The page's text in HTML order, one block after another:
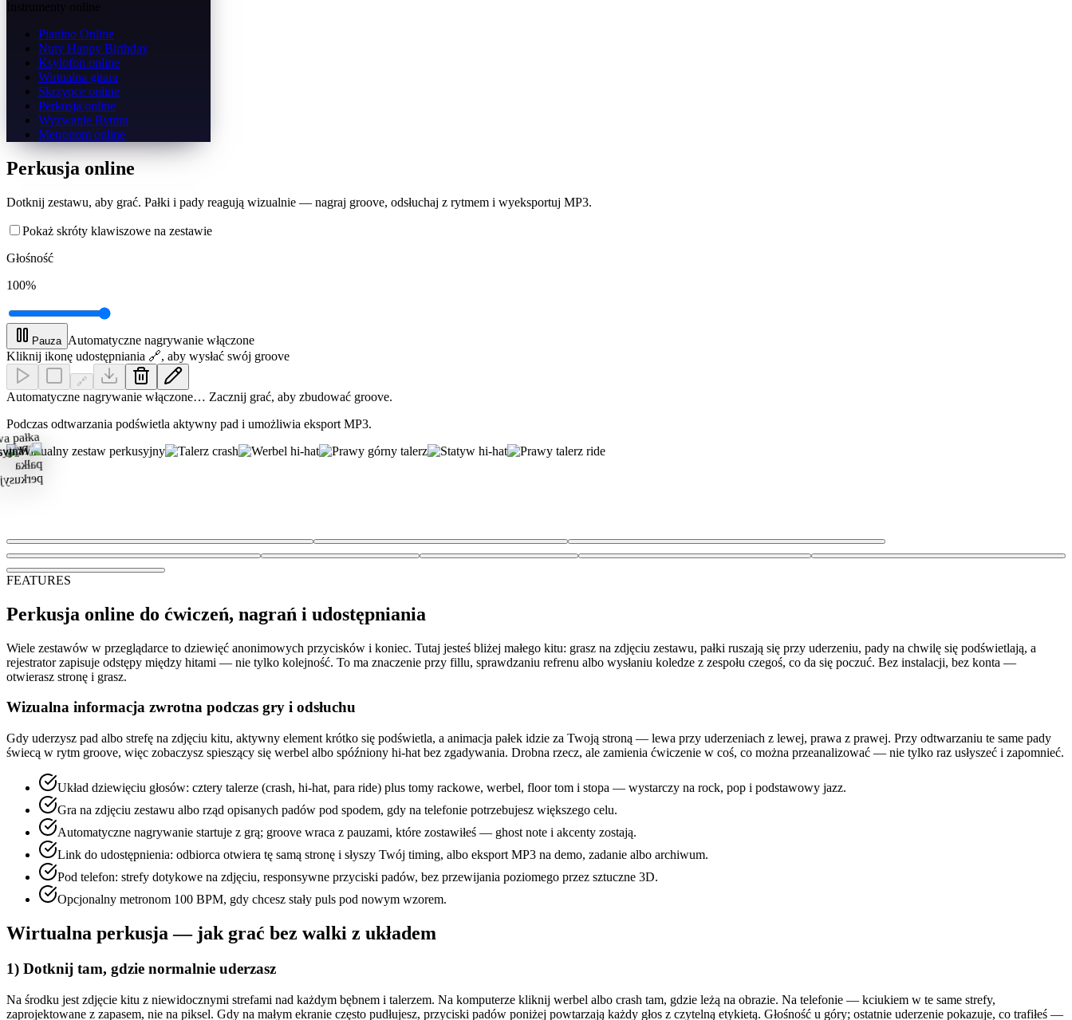
Instrumenty online
Pianino Online
Nuty Happy Birthday
Ksylofon online
Wirtualna gitara
Skrzypce online
Perkusja online
Wyzwanie Rytmu
Metronom online
Perkusja online
Dotknij zestawu, aby grać. Pałki i pady reagują wizualnie — nagraj groove, odsłuchaj z rytmem i wyeksportuj MP3.
Pokaż skróty klawiszowe na zestawie
Głośność
100%
Pauza Automatyczne nagrywanie włączone
Kliknij ikonę udostępniania 🔗, aby wysłać swój groove
🔗
Automatyczne nagrywanie włączone… Zacznij grać, aby zbudować groove.
Podczas odtwarzania podświetla aktywny pad i umożliwia eksport MP3.
FEATURES
Perkusja online do ćwiczeń, nagrań i udostępniania
Wiele zestawów w przeglądarce to dziewięć anonimowych przycisków i koniec. Tutaj jesteś bliżej małego kitu: grasz na zdjęciu zestawu, pałki ruszają się przy uderzeniu, pady na chwilę się podświetlają, a
rejestrator zapisuje odstępy między hitami — nie tylko kolejność. To ma znaczenie przy fillu, sprawdzaniu refrenu albo wysłaniu koledze z zespołu czegoś, co da się poczuć. Bez instalacji, bez konta —
otwierasz stronę i grasz.
Wizualna informacja zwrotna podczas gry i odsłuchu
Gdy uderzysz pad albo strefę na zdjęciu kitu, aktywny element krótko się podświetla, a animacja pałek idzie za Twoją stroną — lewa przy uderzeniach z lewej, prawa z prawej. Przy odtwarzaniu te same pady
świecą w rytm groove, więc zobaczysz spieszący się werbel albo spóźniony hi-hat bez zgadywania. Drobna rzecz, ale zamienia ćwiczenie w coś, co można przeanalizować — nie tylko raz usłyszeć i zapomnieć.
Układ dziewięciu głosów: cztery talerze (crash, hi-hat, para ride) plus tomy rackowe, werbel, floor tom i stopa — wystarczy na rock, pop i podstawowy jazz.
Gra na zdjęciu zestawu albo rząd opisanych padów pod spodem, gdy na telefonie potrzebujesz większego celu.
Automatyczne nagrywanie startuje z grą; groove wraca z pauzami, które zostawiłeś — ghost note i akcenty zostają.
Link do udostępnienia: odbiorca otwiera tę samą stronę i słyszy Twój timing, albo eksport MP3 na demo, zadanie albo archiwum.
Pod telefon: strefy dotykowe na zdjęciu, responsywne przyciski padów, bez przewijania poziomego przez sztuczne 3D.
Opcjonalny metronom 100 BPM, gdy chcesz stały puls pod nowym wzorem.
Wirtualna perkusja — jak grać bez walki z układem
1) Dotknij tam, gdzie normalnie uderzasz
Na środku jest zdjęcie kitu z niewidocznymi strefami nad każdym bębnem i talerzem. Na komputerze kliknij werbel albo crash tam, gdzie leżą na obrazie. Na telefonie — kciukiem w te same strefy,
zaprojektowane z zapasem, nie na piksel. Gdy na małym ekranie często pudłujesz, przyciski padów poniżej powtarzają każdy głos z czytelną etykietą. Głośność u góry; ostatnie uderzenie pokazuje, co trafiłeś —